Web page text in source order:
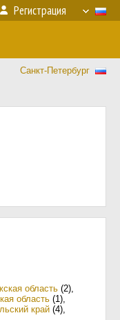
Регистрация
Санкт-Петербург
область (2),
область (1),
край (4),